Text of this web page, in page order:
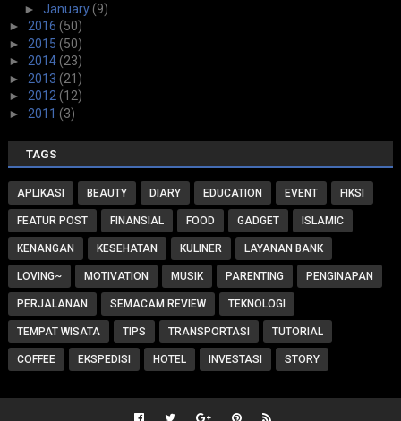
► January(9)
► 2016 (50)
► 2015 (50)
► 2014(23)
► 2013 (21)
► 2012 (12)
► 2011 (3)
TAGS
APLIKASI BEAUTY DIARY EDUCATION EVENT FIKSI
FEATUR POST FINANSIAL FOOD GADGET ISLAMIC
KENANGAN KESEHATAN KULINER LAYANAN BANK
LOVING~ MOTIVATION MUSIK PARENTING PENGINAPAN
PERJALANAN SEMACAM REVIEW TEKNOLOGI
TEMPAT WISATA TIPS TRANSPORTASI TUTORIAL
COFFEE EKSPEDISI HOTEL INVESTASI STORY